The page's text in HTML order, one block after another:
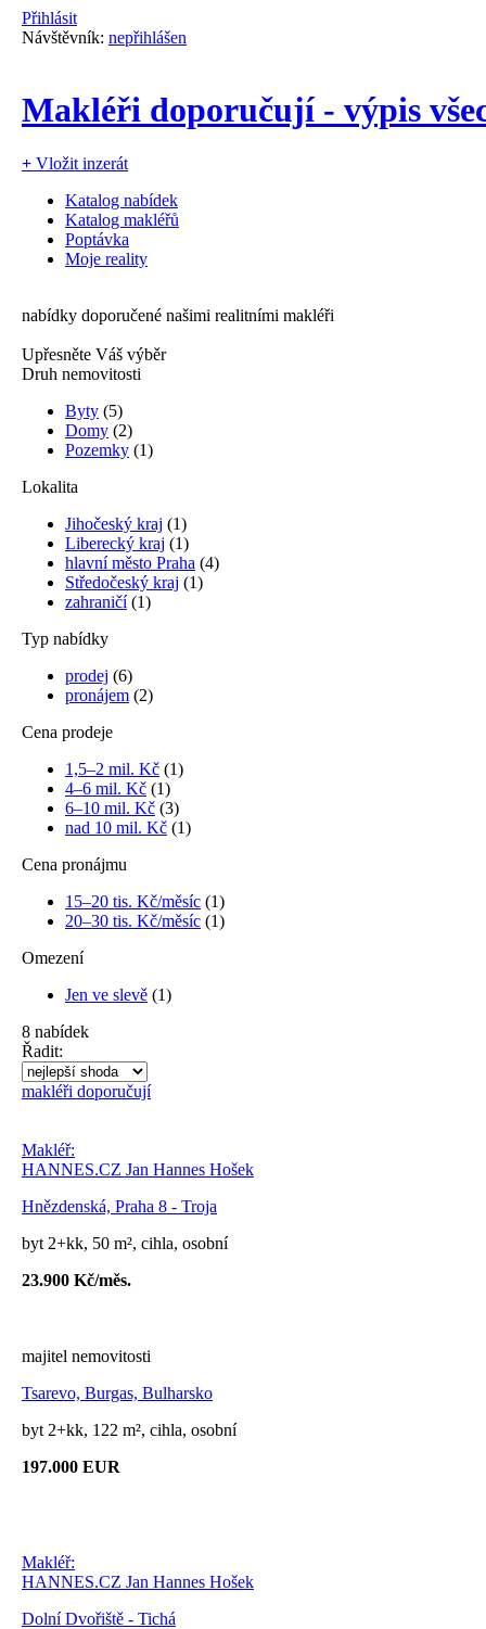
Přihlásit
Návštěvník: nepřihlášen
Makléři doporučují - výpis
+ Vložit inzerát
Katalog nabídek
Katalog makléřů
Poptávka
Moje reality
nabídky doporučené našimi realitními makléři
Upřesněte Váš výběr
Druh nemovitosti
Byty (5)
Domy (2)
Pozemky (1)
Lokalita
Jihočeský kraj (1)
Liberecký kraj (1)
hlavní město Praha (4)
Středočeský kraj (1)
zahraničí(1)
Typ nabídky
prodej (6)
pronájem (2)
Cena prodeje
1,5–2 mil. Kč (1)
4–6 mil. Kč (1)
6–10 mil. Kč (3)
nad 10 mil. Kč (1)
Cena pronájmu
15–20 tis. Kč/měsíc (1)
20–30 tis. Kč/měsíc (1)
Omezení
Jen ve slevě (1)
8 nabídek
Řadit:
makléři doporučují
Makléř:
HANNES.CZ Jan Hannes Hošek
Hnězdenská, Praha 8 - Troja
byt 2+kk, 50 m², cihla, osobní
23.900 Kč/měs.
majitel nemovitosti
Tsarevo, Burgas, Bulharsko
byt 2+kk, 122 m², cihla, osobní
197.000 EUR
Makléř:
HANNES.CZ Jan Hannes Hošek
Dolní Dvořiště - Tichá